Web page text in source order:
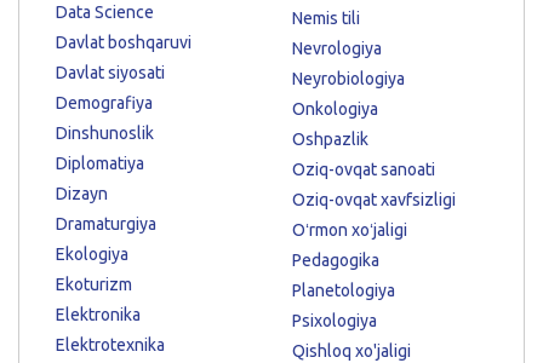
Data Science
Davlat boshqaruvi
Davlat siyosati
Demografiya
Dinshunoslik
Diplomatiya
Dizayn
Dramaturgiya
Ekologiya
Ekoturizm
Elektronika
Elektrotexnika
Nemis tili
Nevrologiya
Neyrobiologiya
Onkologiya
Oshpazlik
Oziq-ovqat sanoati
Oziq-ovqat xavfsizligi
Oʻrmon xoʻjaligi
Pedagogika
Planetologiya
Psixologiya
Qishloq xo'jaligi